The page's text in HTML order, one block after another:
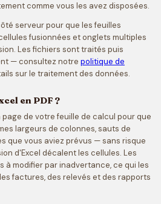
comme vous les avez disposées.
serveur pour que les feuilles
fusionnées et onglets multiples
Les fichiers sont traités puis
— consultez notre politique de
sur le traitement des données.
en PDF ?
page de votre feuille de calcul pour que
largeurs de colonnes, sauts de
que vous aviez prévus — sans risque
d'Excel décalent les cellules. Les
à modifier par inadvertance, ce qui les
factures, des relevés et des rapports